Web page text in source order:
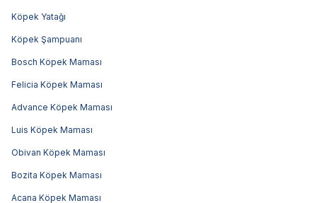
Köpek Yatağı
Köpek Şampuanı
Bosch Köpek Maması
Felicia Köpek Maması
Advance Köpek Maması
Luis Köpek Maması
Obivan Köpek Maması
Bozita Köpek Maması
Acana Köpek Maması